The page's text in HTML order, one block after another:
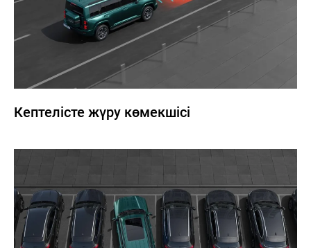
Кептелісте жүру көмекшісі